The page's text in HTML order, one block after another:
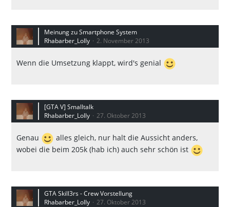
Meinung zu Smartphone System
Rhabarber_Lolly
2. November 2013
Wenn die Umsetzung klappt, wird's genial
[GTA V] Smalltalk
Rhabarber_Lolly
27. Oktober 2013
Genau
alles gleich, nur halt die Aussicht anders,
wobei die beim 205k (hab ich) auch sehr schön ist
GTA Skill3rs - Crew Vorstellung
Rhabarber_Lolly
27. Oktober 2013